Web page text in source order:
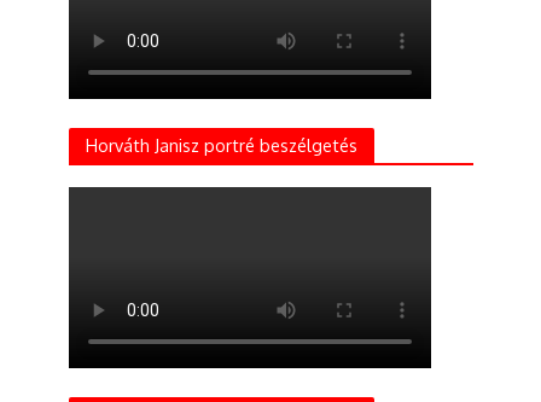
Horváth Janisz portré beszélgetés